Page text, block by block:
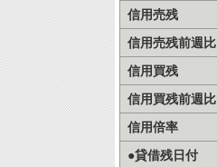
信用売残
信用売残前週比
信用買残
信用買残前週比
信用倍率
●貸借残日付